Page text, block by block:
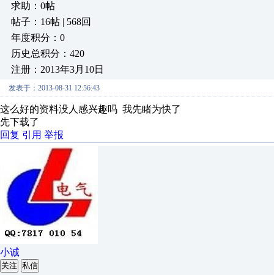
求助：0帖
帖子：16帖 | 568回
年度积分：0
历史总积分：420
注册：2013年3月10日
发表于：2013-08-31 12:56:43
这么好的资料没人感兴趣吗 我先睹为快了
先下载了
回复 引用 举报
小诚
关注 私信